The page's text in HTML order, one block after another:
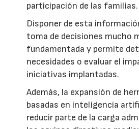
participación de las familias.
Disponer de esta
toma de decisiones mucho
fundamentada y permite
necesidades o evaluar el
iniciativas implantadas.
Además, la expansión de
basadas en inteligencia
reducir parte de la carga